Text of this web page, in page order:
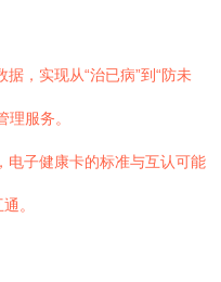
，实现从“治已病”到“防未
服务。
电子健康卡的标准与互认可能
。